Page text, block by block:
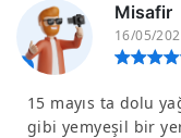
Misafir
16/05/
15 mayıs ta dolu
gibi yemyeşil bir